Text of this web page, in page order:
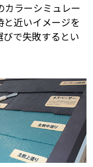
ラーシミュレー
近いイメージを
で失敗するとい